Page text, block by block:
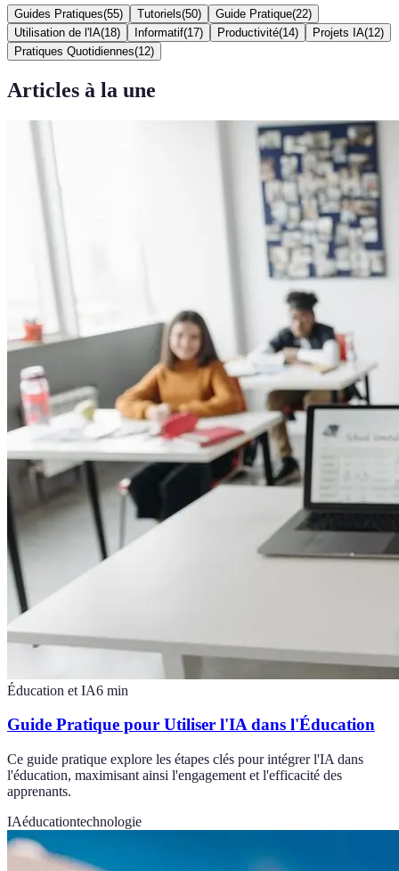
Guides Pratiques(55) Tutoriels(50) Guide Pratique(22)
Utilisation de l'IA(18) Informatif(17) Productivité(14) Projets IA(12)
Pratiques Quotidiennes(12)
Articles à la une
Éducation et IA6 min
Guide Pratique pour Utiliser l'IA dans l'Éducation
Ce guide pratique explore les étapes clés pour intégrer l'IA dans
l'éducation, maximisant ainsi l'engagement et l'efficacité des
apprenants.
IAéducationtechnologie